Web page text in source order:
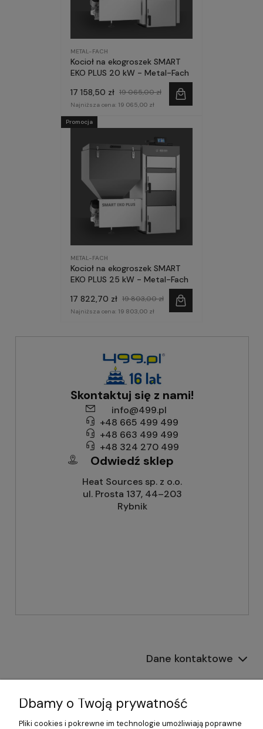
METAL-FACH
Kocioł na ekogroszek SMART
EKO PLUS 20 kW - Metal-Fach
17 158,50 zł 19 065,00 zł
Najniższa cena: 19 065,00 zł
METAL-FACH
Kocioł na ekogroszek SMART
EKO PLUS 25 kW - Metal-Fach
17 822,70 zł 19 803,00 zł
Najniższa cena: 19 803,00 zł
Promocja
Skontaktuj się z nami!
info@499.pl
+48 665 499 499
+48 663 499 499
+48 324 270 499
Odwiedź sklep
Heat Sources sp. z o.o.
ul. Prosta 137, 44–203
Rybnik
Dane kontaktowe
Informacje
Płatności i dostawa
Dbamy o Twoją prywatność
Pliki cookies i pokrewne im technologie umożliwiają poprawne